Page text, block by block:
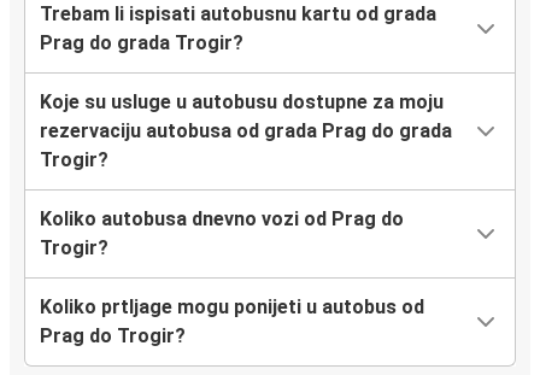
Trebam li ispisati autobusnu kartu od grada
Prag do grada Trogir?
Koje su usluge u autobusu dostupne za moju
rezervaciju autobusa od grada Prag do grada
Trogir?
Koliko autobusa dnevno vozi od Prag do
Trogir?
Koliko prtljage mogu ponijeti u autobus od
Prag do Trogir?